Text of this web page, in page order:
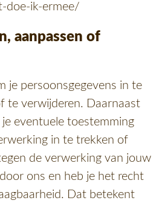
doe-ik-ermee/
aanpassen of
je persoonsgegevens in te
te verwijderen. Daarnaast
eventuele toestemming
in te trekken of
de verwerking van jouw
ons en heb je het recht
Dat betekent